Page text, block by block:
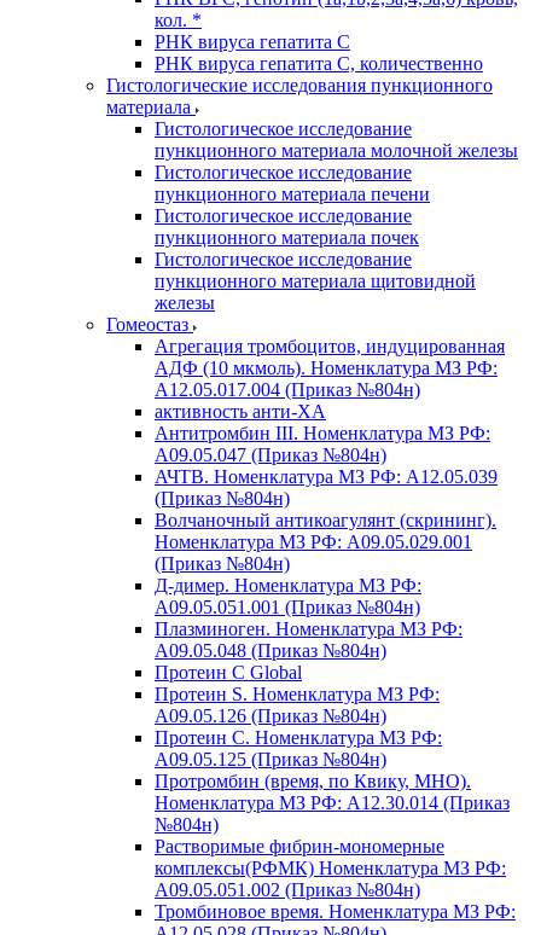
кол. *
РНК вируса гепатита C
РНК вируса гепатита C, количественно
Гистологические исследования пункционного
материала
Гистологическое исследование
пункционного материала молочной железы
Гистологическое исследование
пункционного материала печени
Гистологическое исследование
пункционного материала почек
Гистологическое исследование
пункционного материала щитовидной
железы
Гомеостаз
Агрегация тромбоцитов, индуцированная
АДФ (10 мкмоль). Номенклатура МЗ РФ:
A12.05.017.004 (Приказ №804н)
активность анти-ХА
Антитромбин III. Номенклатура МЗ РФ:
A09.05.047 (Приказ №804н)
АЧТВ. Номенклатура МЗ РФ: A12.05.039
(Приказ №804н)
Волчаночный антикоагулянт (скрининг).
Номенклатура МЗ РФ: A09.05.029.001
(Приказ №804н)
Д-димер. Номенклатура МЗ РФ:
A09.05.051.001 (Приказ №804н)
Плазминоген. Номенклатура МЗ РФ:
A09.05.048 (Приказ №804н)
Протеин C Global
Протеин S. Номенклатура МЗ РФ:
A09.05.126 (Приказ №804н)
Протеин С. Номенклатура МЗ РФ:
A09.05.125 (Приказ №804н)
Протромбин (время, по Квику, МНО).
Номенклатура МЗ РФ: A12.30.014 (Приказ
№804н)
Растворимые фибрин-мономерные
комплексы(РФМК) Номенклатура МЗ РФ:
A09.05.051.002 (Приказ №804н)
Тромбиновое время. Номенклатура МЗ РФ: